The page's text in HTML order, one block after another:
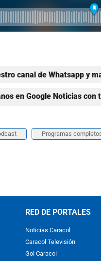
canal de Whatsapp y
en Google Noticias con
Programas
RED DE PORTALES
Noticias Caracol
Caracol Televisión
Gol Caracol